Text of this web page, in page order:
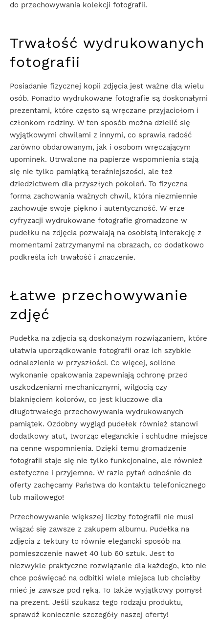
do przechowywania kolekcji fotografii.
Trwałość wydrukowanych
fotografii
Posiadanie fizycznej kopii zdjęcia jest ważne dla wielu
osób. Ponadto wydrukowane fotografie są doskonałymi
prezentami, które często są wręczane przyjaciołom i
członkom rodziny. W ten sposób można dzielić się
wyjątkowymi chwilami z innymi, co sprawia radość
zarówno obdarowanym, jak i osobom wręczającym
upominek. Utrwalone na papierze wspomnienia stają
się nie tylko pamiątką teraźniejszości, ale też
dziedzictwem dla przyszłych pokoleń. To fizyczna
forma zachowania ważnych chwil, która niezmiennie
zachowuje swoje piękno i autentyczność. W erze
cyfryzacji wydrukowane fotografie gromadzone w
pudełku na zdjęcia pozwalają na osobistą interakcję z
momentami zatrzymanymi na obrazach, co dodatkowo
podkreśla ich trwałość i znaczenie.
Łatwe przechowywanie
zdjęć
Pudełka na zdjęcia są doskonałym rozwiązaniem, które
ułatwia uporządkowanie fotografii oraz ich szybkie
odnalezienie w przyszłości. Co więcej, solidne
wykonanie opakowania zapewniają ochronę przed
uszkodzeniami mechanicznymi, wilgocią czy
blaknięciem kolorów, co jest kluczowe dla
długotrwałego przechowywania wydrukowanych
pamiątek. Ozdobny wygląd pudełek również stanowi
dodatkowy atut, tworząc eleganckie i schludne miejsce
na cenne wspomnienia. Dzięki temu gromadzenie
fotografii staje się nie tylko funkcjonalne, ale również
estetyczne i przyjemne. W razie pytań odnośnie do
oferty zachęcamy Państwa do kontaktu telefonicznego
lub mailowego!
Przechowywanie większej liczby fotografii nie musi
wiązać się zawsze z zakupem albumu. Pudełka na
zdjęcia z tektury to równie elegancki sposób na
pomieszczenie nawet 40 lub 60 sztuk. Jest to
niezwykle praktyczne rozwiązanie dla każdego, kto nie
chce poświęcać na odbitki wiele miejsca lub chciałby
mieć je zawsze pod ręką. To także wyjątkowy pomysł
na prezent. Jeśli szukasz tego rodzaju produktu,
sprawdź koniecznie szczegóły naszej oferty!